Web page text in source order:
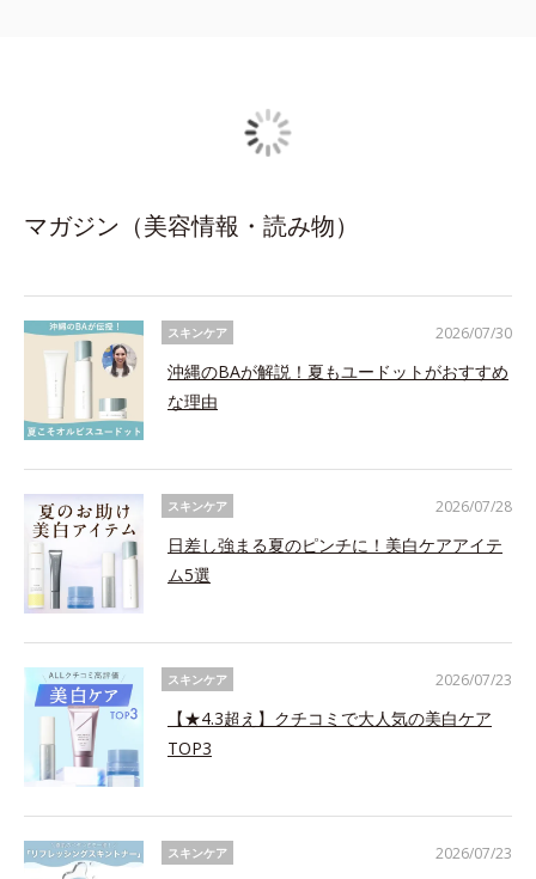
マガジン（美容情報・読み物）
スキンケア
沖縄のBAが解説！夏もユードットがおすすめ
な理由
2026/07/30
スキンケア
日差し強まる夏のピンチに！美白ケアアイテ
ム5選
2026/07/28
スキンケア
【★4.3超え】クチコミで大人気の美白ケア
TOP3
2026/07/23
スキンケア 2026/07/23